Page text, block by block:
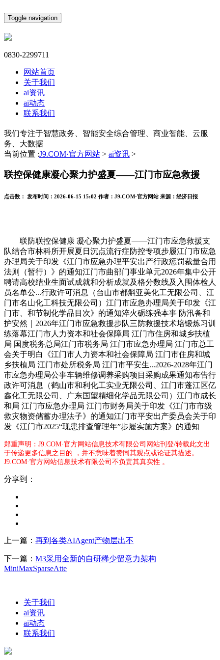
Toggle navigation
0830-2299711
网站首页
关于我们
ai资讯
ai动态
联系我们
我们专注于智慧政务、智能安全综合管理、商业智能、云服
务、大数据
当前位置 :J9.COM·官方网站 > ai资讯 >
联控保健康凝心聚力护盛夏——江门市应急救援
点击数： 发布时间： 2026-06-15 15:02 作者： J9.COM·官方网站 来源： 经济日报
联防联控保健康 凝心聚力护盛夏——江门市应急救援支
队结合市林科所开展夏日沉点流行症防控专项步履江门市应急
办理局关于印发《江门市应急办理平安出产行政惩罚裁量合用
法则（暂行）》的通知江门市曲部门事业单元2026年集中公开
聘请高校结业生面试成就和分析成就及格分数线及入围体检人
员名单公...行政许可消息（台山市都斛亚美化工无限公司、江
门市名山化工科技无限公司）江门市应急办理局关于印发《江
门市、和节制化学品目次》的通知淬火砺练强本事 防汛备和
护安然｜2026年江门市应急救援步队三防救援技术培锻炼习训
练落幕江门市人力资本和社会保障局 江门市住房和城乡扶植
局 国度税务总局江门市税务局 江门市应急办理局 江门市总工
会关于明白《江门市人力资本和社会保障局 江门市住房和城
乡扶植局 江门市处所税务局 江门市平安生...2026-2028年江门
市应急办理局公事车辆维修调养采购项目采购成果通知布告行
政许可消息（鹤山市和利化工实业无限公司、江门市蓬江区亿
鑫化工无限公司、广东国望精细化学品无限公司）江门市成长
和局 江门市应急办理局 江门市财务局关于印发《江门市市级
救灾物资储蓄办理法子》的通知江门市平安出产委员会关于印
发《江门市2025“现患排查管理年”步履实施方案》的通知
郑重声明：J9.COM·官方网站信息技术有限公司网站刊登/转载此文出
于传递更多信息之目的 ，并不意味着赞同其观点或论证其描述。
J9.COM·官方网站信息技术有限公司不负责其真实性 。
分享到：
上一篇： 再到各类AIAgent产物层出不
下一篇： M3采用全新的自研稀少留意力架构
MiniMaxSparseAtte
关于我们
ai资讯
ai动态
联系我们